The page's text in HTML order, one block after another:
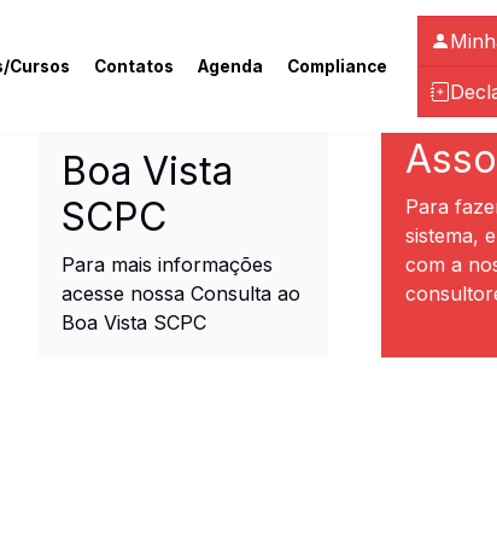
Cursos Contatos Agenda Compliance
de Ribeirão
Boa Vista
SCPC
Para mais informações
acesse nossa Consulta ao
Boa Vista SCPC
Para
sistema,
com a